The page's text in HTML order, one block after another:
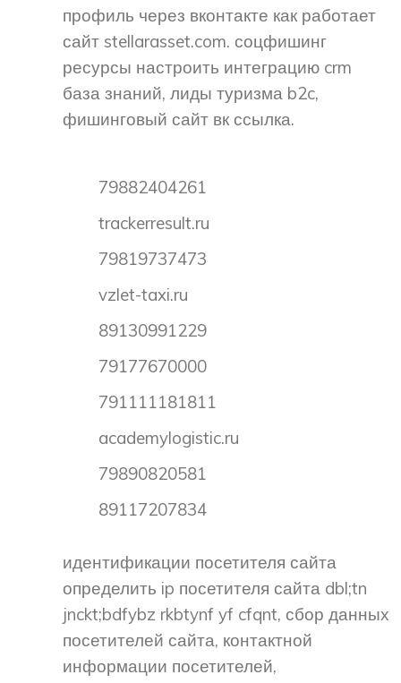
профиль через вконтакте как работает
сайт stellarasset.com. соцфишинг
ресурсы настроить интеграцию crm
база знаний, лиды туризма b2c,
фишинговый сайт вк ссылка.
79882404261
trackerresult.ru
79819737473
vzlet-taxi.ru
89130991229
79177670000
791111181811
academylogistic.ru
79890820581
89117207834
идентификации посетителя сайта
определить ip посетителя сайта dbl;tn
jnckt;bdfybz rkbtynf yf cfqnt, сбор данных
посетителей сайта, контактной
информации посетителей,